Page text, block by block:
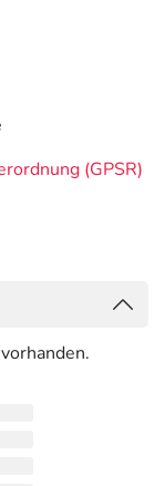
(GPSR)